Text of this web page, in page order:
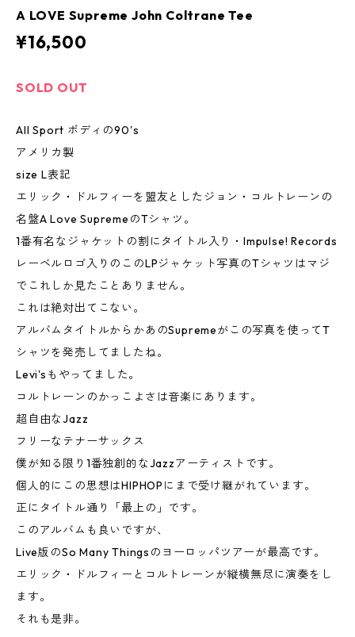
A LOVE Supreme John Coltrane Tee
¥16,500
SOLD OUT
All Sport ボディの90's
アメリカ製
size L表記
エリック・ドルフィーを盟友としたジョン・コルトレーンの
名盤A Love SupremeのTシャツ。
1番有名なジャケットの割にタイトル入り・Impulse! Records
レーベルロゴ入りのこのLPジャケット写真のTシャツはマジ
でこれしか見たことありません。
これは絶対出てこない。
アルバムタイトルからかあのSupremeがこの写真を使ってT
シャツを発売してましたね。
Levi'sもやってました。
コルトレーンのかっこよさは音楽にあります。
超自由なJazz
フリーなテナーサックス
僕が知る限り1番独創的なJazzアーティストです。
個人的にこの思想はHIPHOPにまで受け継がれています。
正にタイトル通り「最上の」です。
このアルバムも良いですが、
Live版のSo Many Thingsのヨーロッパツアーが最高です。
エリック・ドルフィーとコルトレーンが縦横無尽に演奏をし
ます。
それも是非。